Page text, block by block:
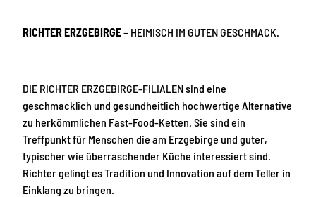
RICHTER ERZGEBIRGE– HEIMISCH IM GUTEN GESCHMACK.
DIE RICHTER ERZGEBIRGE-FILIALEN sind eine
geschmacklich und gesundheitlich hochwertige Alternative
zu herkömmlichen Fast-Food-Ketten. Sie sind ein
Treffpunkt für Menschen die am Erzgebirge und guter,
typischer wie überraschender Küche interessiert sind.
Richter gelingt es Tradition und Innovation auf dem Teller in
Einklang zu bringen.